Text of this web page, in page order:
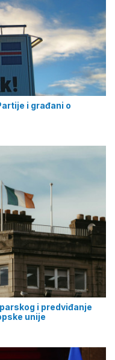
i građani o
i predviđanje
unije